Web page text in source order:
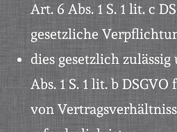
Art. 6 Abs. 1 S. 1 lit. c
gesetzliche
dies gesetzlich
Abs. 1 S. 1 lit. b
von